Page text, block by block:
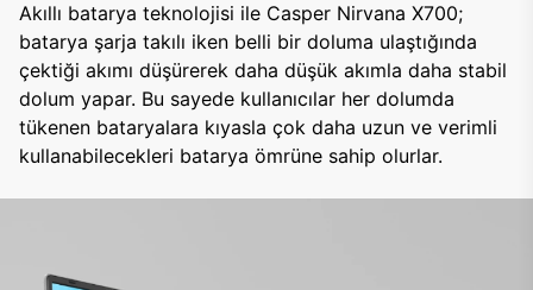
Akıllı batarya teknolojisi ile Casper Nirvana X700;
batarya şarja takılı iken belli bir doluma ulaştığında
çektiği akımı düşürerek daha düşük akımla daha stabil
dolum yapar. Bu sayede kullanıcılar her dolumda
tükenen bataryalara kıyasla çok daha uzun ve verimli
kullanabilecekleri batarya ömrüne sahip olurlar.